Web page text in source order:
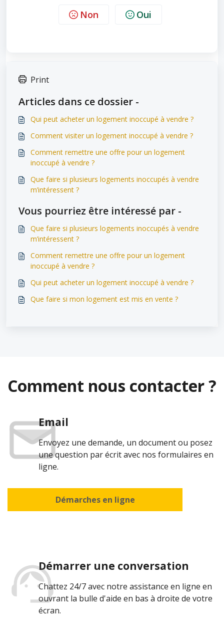
Non Oui
Print
Articles dans ce dossier -
Qui peut acheter un logement inoccupé à vendre ?
Comment visiter un logement inoccupé à vendre ?
Comment remettre une offre pour un logement
inoccupé à vendre ?
Que faire si plusieurs logements inoccupés à vendre
m’intéressent ?
Vous pourriez être intéressé par -
Que faire si plusieurs logements inoccupés à vendre
m’intéressent ?
Comment remettre une offre pour un logement
inoccupé à vendre ?
Qui peut acheter un logement inoccupé à vendre ?
Que faire si mon logement est mis en vente ?